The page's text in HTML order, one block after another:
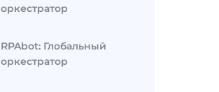
оркестратор
RPAbot: Глобальный
оркестратор